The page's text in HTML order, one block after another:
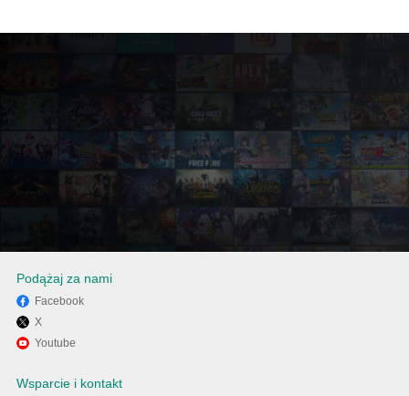
Ciesz się grą Night Hunt:
Wieża Wampirów na PC z
Podążaj za nami
Facebook
X
Youtube
Wsparcie i kontakt